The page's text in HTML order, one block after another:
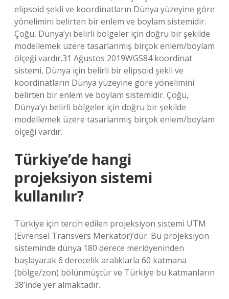
elipsoid şekli ve koordinatların Dünya yüzeyine göre
yönelimini belirten bir enlem ve boylam sistemidir.
Çoğu, Dünya’yı belirli bölgeler için doğru bir şekilde
modellemek üzere tasarlanmış birçok enlem/boylam
ölçeği vardır.31 Ağustos 2019WGS84 koordinat
sistemi, Dünya için belirli bir elipsoid şekli ve
koordinatların Dünya yüzeyine göre yönelimini
belirten bir enlem ve boylam sistemidir. Çoğu,
Dünya’yı belirli bölgeler için doğru bir şekilde
modellemek üzere tasarlanmış birçok enlem/boylam
ölçeği vardır.
Türkiye’de hangi
projeksiyon sistemi
kullanılır?
Türkiye için tercih edilen projeksiyon sistemi UTM
(Evrensel Transvers Merkatör)’dür. Bu projeksiyon
sisteminde dünya 180 derece meridyeninden
başlayarak 6 derecelik aralıklarla 60 katmana
(bölge/zon) bölünmüştür ve Türkiye bu katmanların
38’inde yer almaktadır.